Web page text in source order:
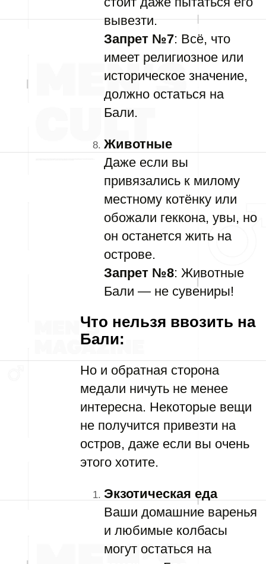
вывезти.
Запрет №7: Всё, что
имеет религиозное или
историческое значение,
должно остаться на
Бали.
Животные
Даже если вы
привязались к милому
местному котёнку или
обожали геккона, увы, но
он останется жить на
острове.
Запрет №8: Животные
Бали — не сувениры!
Что нельзя ввозить на
Бали:
Но и обратная сторона
медали ничуть не менее
интересна. Некоторые вещи
не получится привезти на
остров, даже если вы очень
этого хотите.
Экзотическая еда
Ваши домашние варенья
и любимые колбасы
могут остаться на